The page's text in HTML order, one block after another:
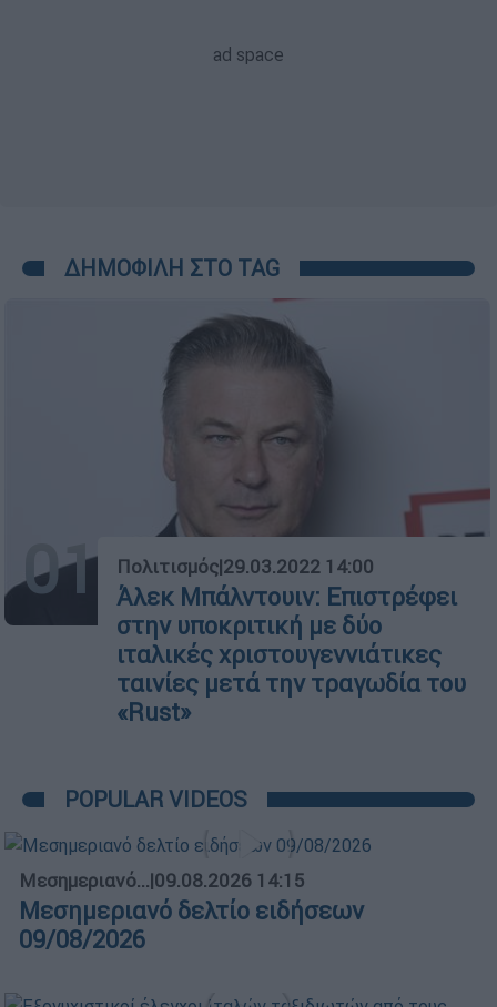
ΔΗΜΟΦΙΛΗ ΣΤΟ TAG
01 Πολιτισμός|29.03.2022 14:00
Άλεκ Μπάλντουιν: Επιστρέφει
στην υποκριτική με δύο
ιταλικές χριστουγεννιάτικες
ταινίες μετά την τραγωδία του
«Rust»
POPULAR VIDEOS
Μεσημεριανό...|09.08.2026 14:15
Μεσημεριανό δελτίο ειδήσεων
09/08/2026